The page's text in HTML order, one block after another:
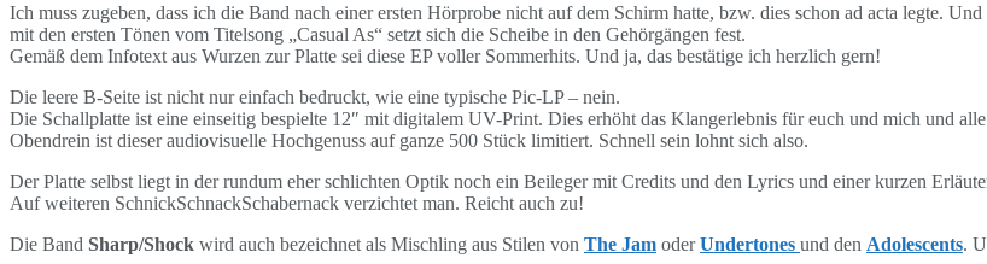
Ich muss zugeben, dass ich die Band nach einer ersten Hörprobe nicht auf dem Schirm hatte, bzw. dies schon ad acta legte.
mit den ersten Tönen vom Titelsong „Casual As“ setzt sich die Scheibe in den Gehörgängen fest.
Gemäß dem Infotext aus Wurzen zur Platte sei diese EP voller Sommerhits. Und ja, das bestätige ich herzlich gern!
Die leere B-Seite ist nicht nur einfach bedruckt, wie eine typische Pic-LP – nein.
Die Schallplatte ist eine einseitig bespielte 12″ mit digitalem UV-Print. Dies erhöht das Klangerlebnis für euch und mich und
Obendrein ist dieser audiovisuelle Hochgenuss auf ganze 500 Stück limitiert. Schnell sein lohnt sich also.
Der Platte selbst liegt in der rundum eher schlichten Optik noch ein Beileger mit Credits und den Lyrics und einer kurzen
Auf weiteren SchnickSchnackSchabernack verzichtet man. Reicht auch zu!
Die Band Sharp/Shock wird auch bezeichnet als Mischling aus Stilen von The Jam oderUndertones und den Adolescents.